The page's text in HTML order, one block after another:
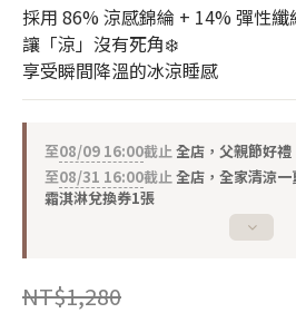
採用 86% 涼感錦綸 + 14% 彈性纖
讓「涼」沒有死角❄️
享受瞬間降溫的冰涼睡感
至08/09 16:00截止全店，父親節好
至08/31 16:00截止全店，全家清涼
霜淇淋兌換券1張
NT$1,280